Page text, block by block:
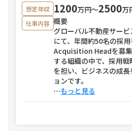
想定年収 1200万円〜2500万
仕事内容 概要
グローバル不動産サー
にて、年間約50名の採
Acquisition Headを募
する組織の中で、採用
を担い、ビジネスの成
ョンです。
⋯もっと見る